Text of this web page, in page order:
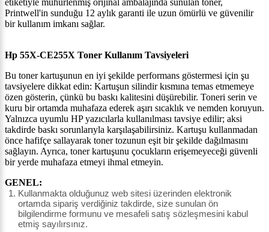
etiketiyle mühürlenmiş orijinal ambalajında sunulan toner,
Printwell'in sunduğu 12 aylık garanti ile uzun ömürlü ve güvenilir
bir kullanım imkanı sağlar.
Hp 55X-CE255X Toner Kullanım Tavsiyeleri
Bu toner kartuşunun en iyi şekilde performans göstermesi için şu
tavsiyelere dikkat edin: Kartuşun silindir kısmına temas etmemeye
özen gösterin, çünkü bu baskı kalitesini düşürebilir. Toneri serin ve
kuru bir ortamda muhafaza ederek aşırı sıcaklık ve nemden koruyun.
Yalnızca uyumlu HP yazıcılarla kullanılması tavsiye edilir; aksi
takdirde baskı sorunlarıyla karşılaşabilirsiniz. Kartuşu kullanmadan
önce hafifçe sallayarak toner tozunun eşit bir şekilde dağılmasını
sağlayın. Ayrıca, toner kartuşunu çocukların erişemeyeceği güvenli
bir yerde muhafaza etmeyi ihmal etmeyin.
GENEL:
Kullanmakta olduğunuz web sitesi üzerinden elektronik
ortamda sipariş verdiğiniz takdirde, size sunulan ön
bilgilendirme formunu ve mesafeli satış sözleşmesini kabul
etmiş sayılırsınız.